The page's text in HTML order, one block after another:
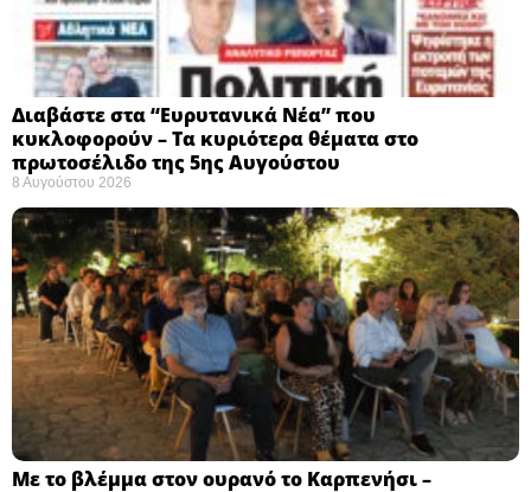
Διαβάστε στα “Ευρυτανικά Νέα” που
κυκλοφορούν – Τα κυριότερα θέματα στο
πρωτοσέλιδο της 5ης Αυγούστου
8 Αυγούστου 2026
Με το βλέμμα στον ουρανό το Καρπενήσι –